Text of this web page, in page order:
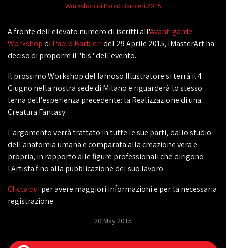
Workshop di Paolo Barbieri 2015
A fronte dell'elevato numero di iscritti all'Avant-garde
Workshopdi Paolo Barbieridel 29 Aprile 2015, iMasterArt ha
deciso di proporre il "bis" dell'evento.
Il prossimo Workshop del famoso Illustratore si terrà il 4
Giugno nella nostra sede di Milano e riguarderà lo stesso
tema dell'esperienza precedente: la Realizzazione di una
Creatura Fantasy.
L'argomento verrà trattato in tutte le sue parti, dallo studio
dell'anatomia umana e comparata alla creazione vera e
propria, in rapporto alle figure professionali che dirigono
l'Artista fino alla pubblicazione del suo lavoro.
‎Clicca qui per avere maggiori informazioni e per la necessaria
registrazione.
20 May 2015